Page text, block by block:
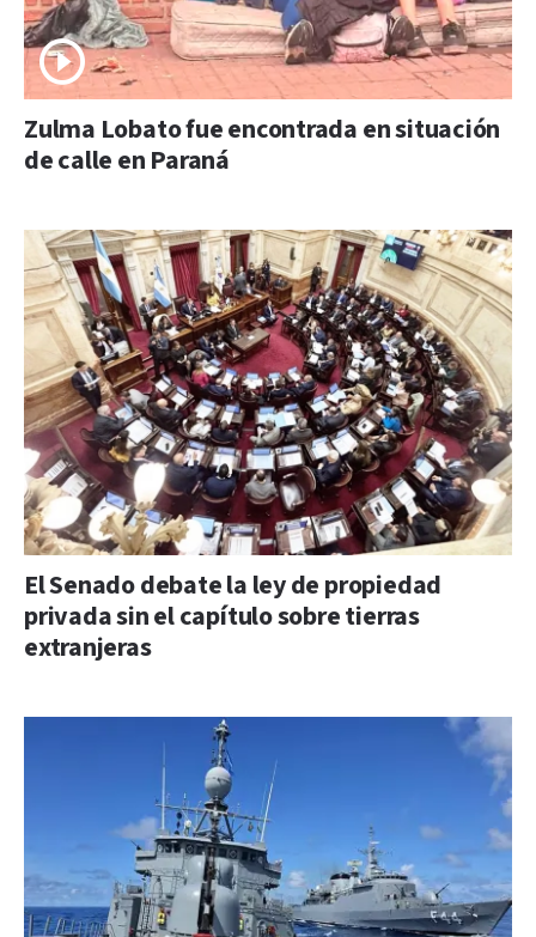
Zulma Lobato fue encontrada en situación
de calle en Paraná
El Senado debate la ley de propiedad
privada sin el capítulo sobre tierras
extranjeras